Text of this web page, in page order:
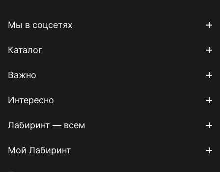
Мы в соцсетях
Каталог
Важно
Интересно
Лабиринт — всем
Мой Лабиринт